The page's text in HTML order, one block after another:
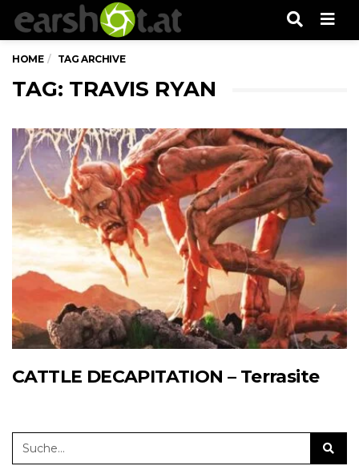
HOME TAG ARCHIVE
TAG: TRAVIS RYAN
CATTLE DECAPITATION – Terrasite